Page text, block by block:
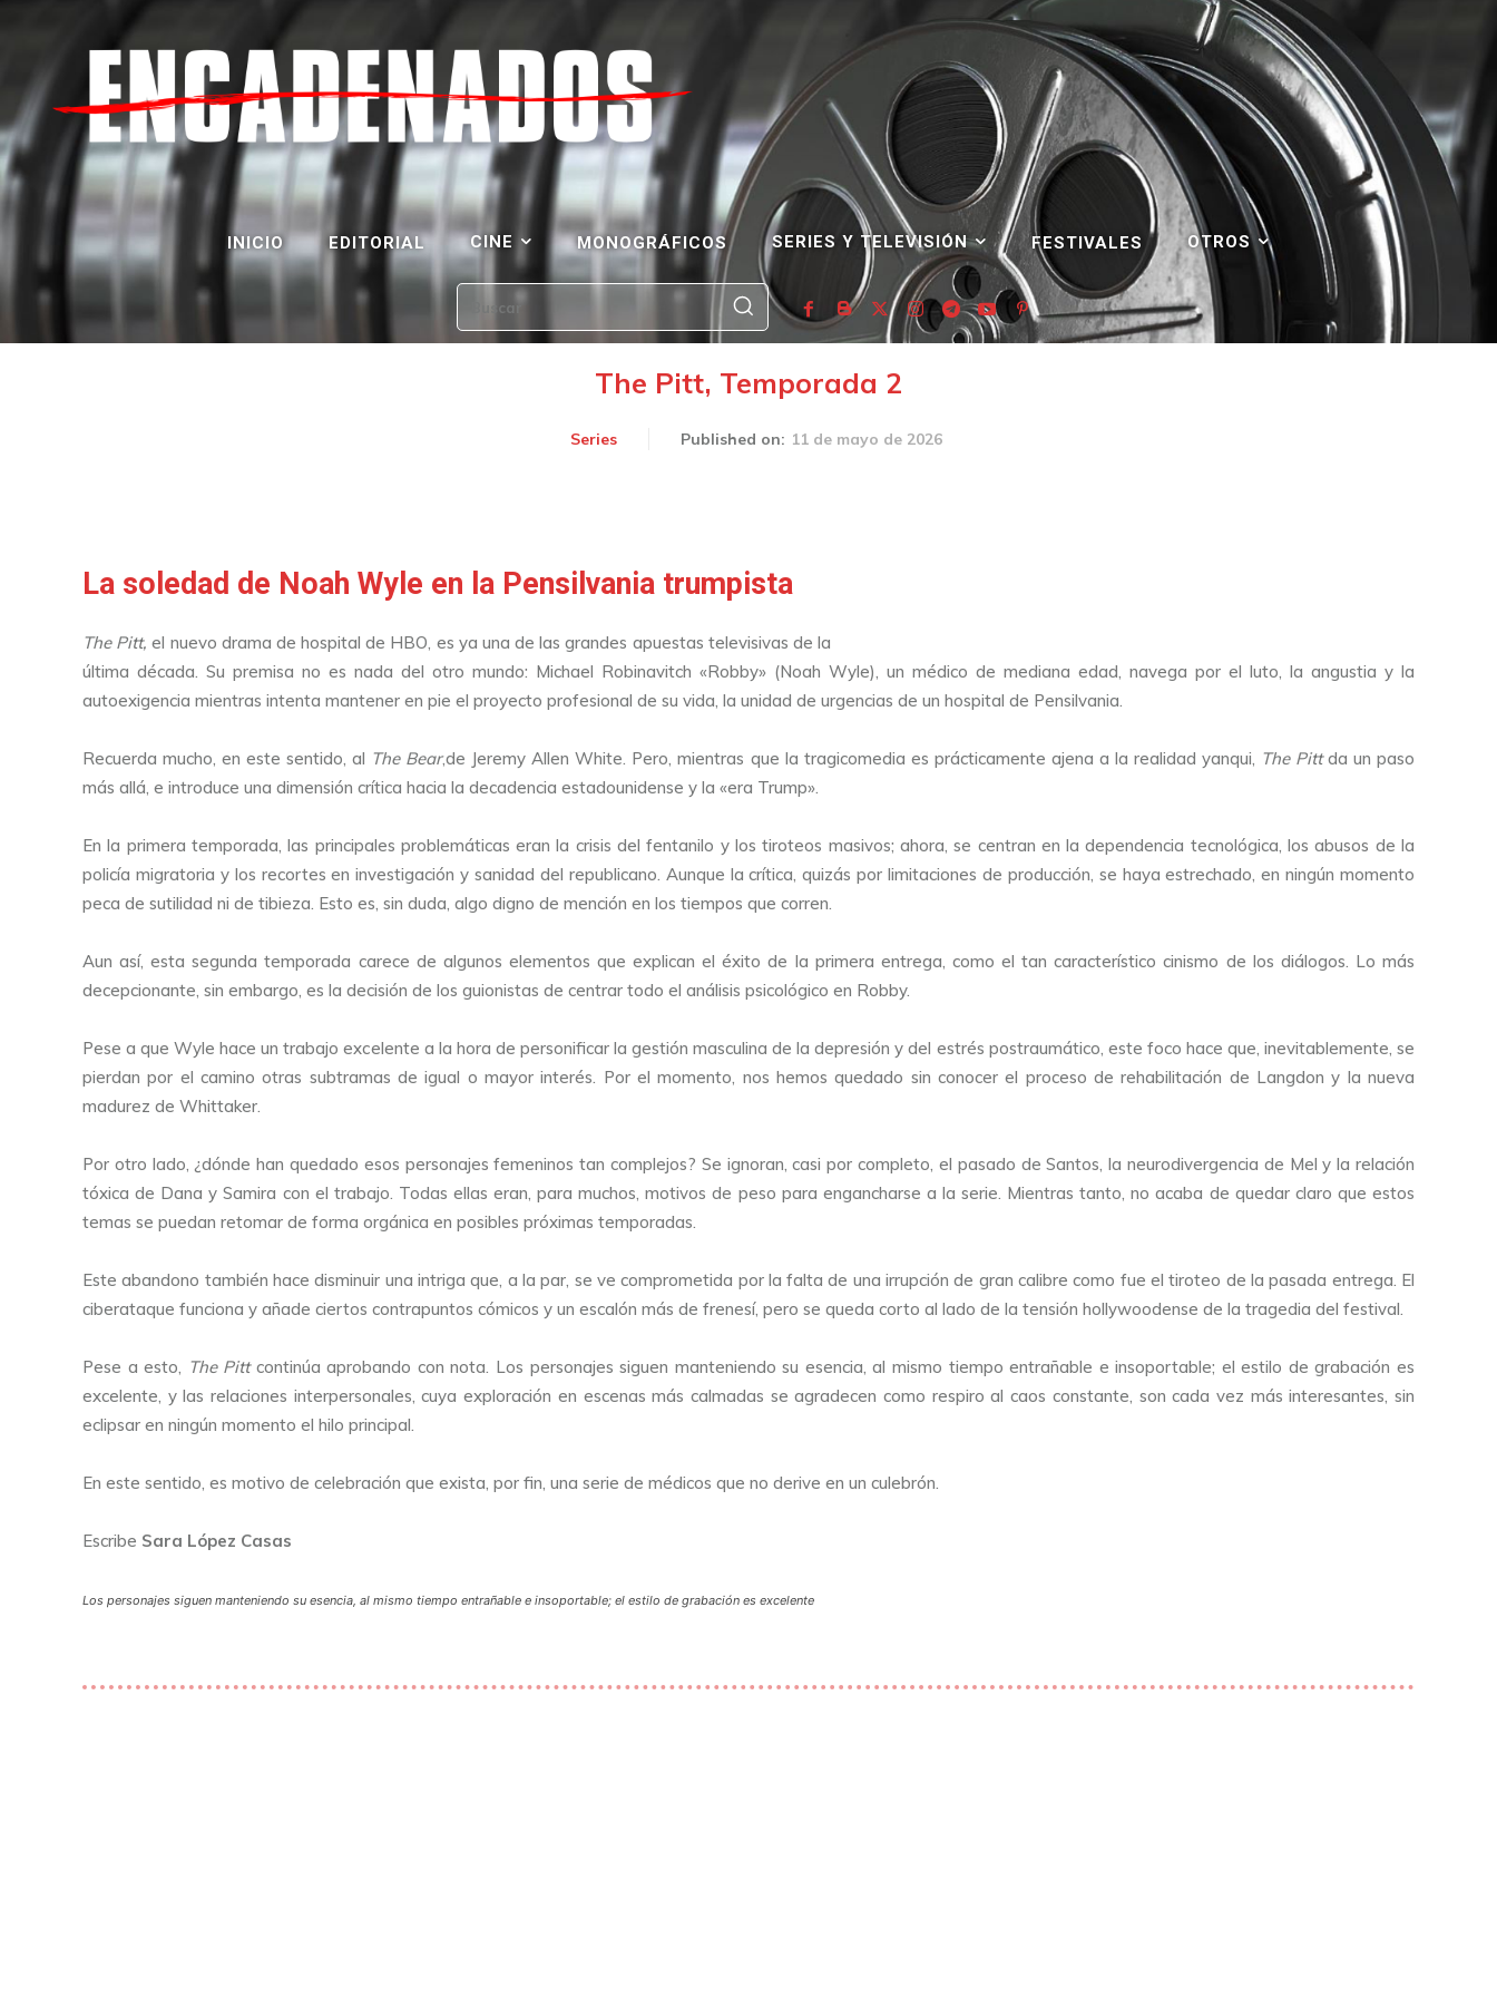
INICIO EDITORIAL CINE MONOGRÁFICOS SERIES Y TELEVISIÓN FESTIVALES OTROS
Buscar
The Pitt, Temporada 2
Series Published on: 11 de mayo de 2026
La soledad de Noah Wyle en la Pensilvania trumpista
The Pitt,el nuevo drama de hospital de HBO, es ya una de las grandes apuestas televisivas de la
última década. Su premisa no es nada del otro mundo: Michael Robinavitch «Robby» (Noah Wyle), un médico de mediana edad, navega por el luto, la angustia y la
autoexigencia mientras intenta mantener en pie el proyecto profesional de su vida, la unidad de urgencias de un hospital de Pensilvania.
Recuerda mucho, en este sentido, al The Bear,de Jeremy Allen White. Pero, mientras que la tragicomedia es prácticamente ajena a la realidad yanqui, The Pittda un paso
más allá, e introduce una dimensión crítica hacia la decadencia estadounidense y la «era Trump».
En la primera temporada, las principales problemáticas eran la crisis del fentanilo y los tiroteos masivos; ahora, se centran en la dependencia tecnológica, los abusos de la
policía migratoria y los recortes en investigación y sanidad del republicano. Aunque la crítica, quizás por limitaciones de producción, se haya estrechado, en ningún momento
peca de sutilidad ni de tibieza. Esto es, sin duda, algo digno de mención en los tiempos que corren.
Aun así, esta segunda temporada carece de algunos elementos que explican el éxito de la primera entrega, como el tan característico cinismo de los diálogos. Lo más
decepcionante, sin embargo, es la decisión de los guionistas de centrar todo el análisis psicológico en Robby.
Pese a que Wyle hace un trabajo excelente a la hora de personificar la gestión masculina de la depresión y del estrés postraumático, este foco hace que, inevitablemente, se
pierdan por el camino otras subtramas de igual o mayor interés. Por el momento, nos hemos quedado sin conocer el proceso de rehabilitación de Langdon y la nueva
madurez de Whittaker.
Por otro lado, ¿dónde han quedado esos personajes femeninos tan complejos? Se ignoran, casi por completo, el pasado de Santos, la neurodivergencia de Mel y la relación
tóxica de Dana y Samira con el trabajo. Todas ellas eran, para muchos, motivos de peso para engancharse a la serie. Mientras tanto, no acaba de quedar claro que estos
temas se puedan retomar de forma orgánica en posibles próximas temporadas.
Este abandono también hace disminuir una intriga que, a la par, se ve comprometida por la falta de una irrupción de gran calibre como fue el tiroteo de la pasada entrega. El
ciberataque funciona y añade ciertos contrapuntos cómicos y un escalón más de frenesí, pero se queda corto al lado de la tensión hollywoodense de la tragedia del festival.
Pese a esto, The Pittcontinúa aprobando con nota. Los personajes siguen manteniendo su esencia, al mismo tiempo entrañable e insoportable; el estilo de grabación es
excelente, y las relaciones interpersonales, cuya exploración en escenas más calmadas se agradecen como respiro al caos constante, son cada vez más interesantes, sin
eclipsar en ningún momento el hilo principal.
En este sentido, es motivo de celebración que exista, por fin, una serie de médicos que no derive en un culebrón.
Escribe Sara López Casas
Los personajes siguen manteniendo su esencia, al mismo tiempo entrañable e insoportable; el estilo de grabación es excelente